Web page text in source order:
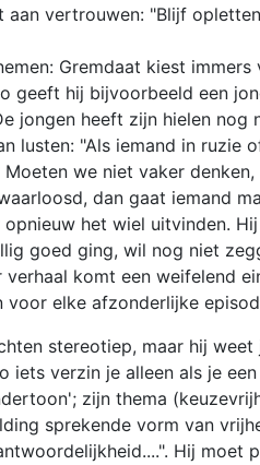
vertrouwen: "Blijf
Gremdaat kiest
hij bijvoorbeeld een
jongen heeft zijn hielen
lusten: "Als iemand in
we niet vaker
dan gaat iemand
het wiel uitvinden.
goed ging, wil nog niet
komt een weifelend
elke afzonderlijke
stereotiep, maar hij
iets verzin je alleen als je
zijn thema
sprekende vorm van
Hij